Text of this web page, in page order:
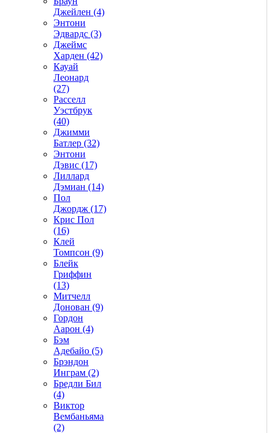
Джейлен (4)
Энтони
Эдвардс (3)
Джеймс
Харден (42)
Кауай
Леонард
(27)
Расселл
Уэстбрук
(40)
Джимми
Батлер (32)
Энтони
Дэвис (17)
Лиллард
Дэмиан (14)
Пол
Джордж (17)
Крис Пол
(16)
Клей
Томпсон (9)
Блейк
Гриффин
(13)
Митчелл
Донован (9)
Гордон
Аарон (4)
Бэм
Адебайо (5)
Брэндон
Инграм (2)
Бредли Бил
(4)
Виктор
Вембаньяма
(2)